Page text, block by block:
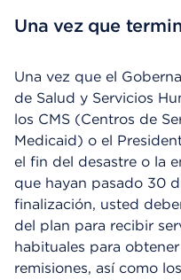
Una vez que
Una vez que el
de Salud y Servicios
los CMS (Centros de
Medicaid) o el
el fin del desastre o la
que hayan pasado 30
finalización, usted
del plan para recibir
habituales para
remisiones, así como